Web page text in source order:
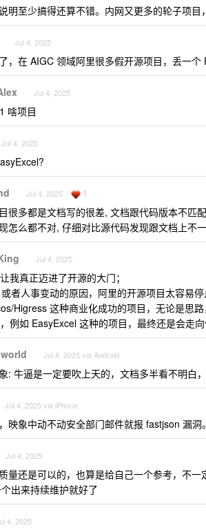
明至少搞得还算不错。内网又更多的轮子项目
Jul 4, 2025
，在 AIGC 领域阿里很多假开源项目，丢一
Jul 4, 2025
啥项目
Jul 4, 2025
Jul 4, 2025 1
很多都是文档写的很差, 文档跟代码版本不匹
怎么都不对, 仔细对比源代码发现跟文档上不
Jul 4, 2025
我真正迈进了开源的大门；
者人事变动的原因，阿里的开源项目太容易停
Higress 这种商业化成功的项目，无论是思
例如 EasyExcel 这种的项目，最终还是会走向
Jul 4, 2025 via Android
: 牛逼是一定要吹上天的，文档多半看不明白
Jul 4, 2025 via iPhone
映象中动不动安全部门邮件就报 fastjson 漏洞
Jul 4, 2025
量还是可以的，也算是给自己一个参考，不
出来持续维护就好了
4, 2025